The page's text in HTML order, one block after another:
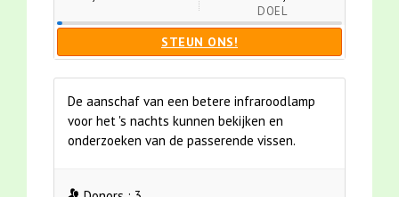
DOEL
STEUN ONS!
De aanschaf van een betere infraroodlamp
voor het 's nachts kunnen bekijken en
onderzoeken van de passerende vissen.